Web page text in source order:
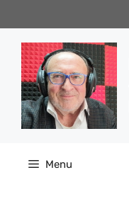
al
contenuto
Menu